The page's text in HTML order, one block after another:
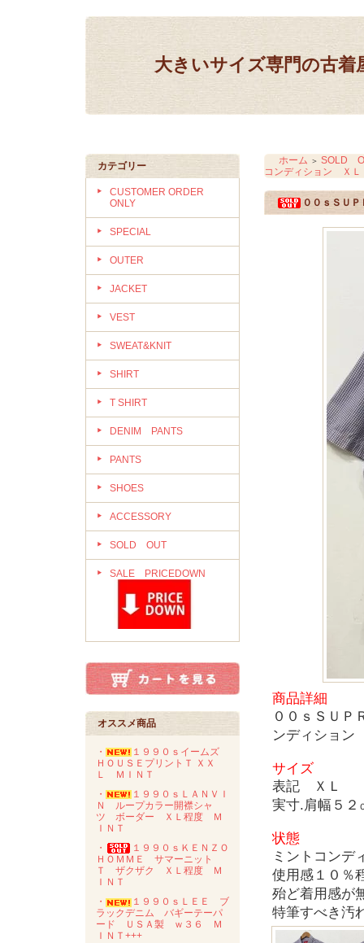
大きいサイズ専門の古
カテゴリー
CUSTOMER ORDER
ONLY
SPECIAL
OUTER
JACKET
VEST
SWEAT&KNIT
SHIRT
T SHIRT
DENIM PANTS
PANTS
SHOES
ACCESSORY
SOLD OUT
SALE PRICEDOWN
オススメ商品
・
１９９０ｓイームズ
ＨＯＵＳＥプリントＴ ＸＸ
Ｌ ＭＩＮＴ
・
１９９０ｓＬＡＮＶＩ
Ｎ ループカラー開襟シャ
ツ ボーダー ＸＬ程度 Ｍ
ＩＮＴ
・
１９９０ｓＫＥＮＺＯ
ＨＯＭＭＥ サマーニット
Ｔ ザクザク ＸＬ程度 Ｍ
ＩＮＴ
・
１９９０ｓＬＥＥ ブ
ラックデニム バギーテーパ
ード ＵＳＡ製 ｗ３６ Ｍ
ＩＮＴ+++
ホーム ＞ SOLD
コンディション ＸＬ
００ｓＳＵ
商品詳細
００ｓＳＵ
ンディショ
サイズ
表記 ＸＬ
実寸.肩幅５２
状態
ミントコンデ
使用感１０％
殆ど着用感が
特筆すべき汚